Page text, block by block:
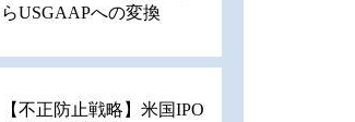
らUSGAAPへの変換
【不正防止戦略】米国IPO